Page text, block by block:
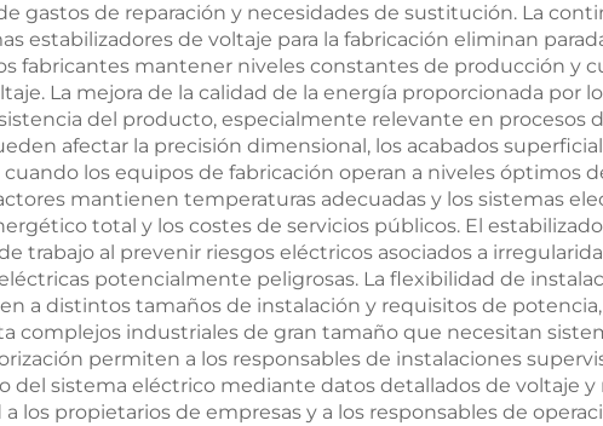
gastos de reparación y necesidades de sustitución. La
estabilizadores de voltaje para la fabricación eliminan
fabricantes mantener niveles constantes de producción y
La mejora de la calidad de la energía proporcionada por
del producto, especialmente relevante en procesos
afectar la precisión dimensional, los acabados
los equipos de fabricación operan a niveles óptimos
mantienen temperaturas adecuadas y los sistemas
total y los costes de servicios públicos. El
trabajo al prevenir riesgos eléctricos asociados a
potencialmente peligrosas. La flexibilidad de
a distintos tamaños de instalación y requisitos de
complejos industriales de gran tamaño que necesitan
permiten a los responsables de instalaciones
sistema eléctrico mediante datos detallados de voltaje y
los propietarios de empresas y a los responsables de